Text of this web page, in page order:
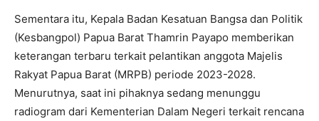
Sementara itu, Kepala Badan Kesatuan Bangsa dan Politik
(Kesbangpol) Papua Barat Thamrin Payapo memberikan
keterangan terbaru terkait pelantikan anggota Majelis
Rakyat Papua Barat (MRPB) periode 2023-2028.
Menurutnya, saat ini pihaknya sedang menunggu
radiogram dari Kementerian Dalam Negeri terkait rencana